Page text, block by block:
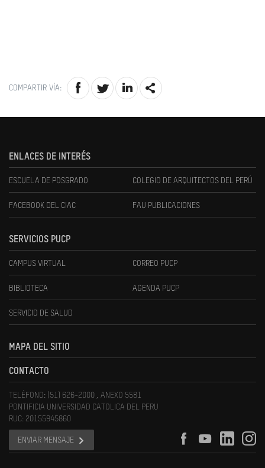
COMPARTIR VÍA:
ENLACES DE INTERÉS
ESCUELA DE POSGRADO COLEGIO DE ARQUITECTOS DEL PERÚ
FACEBOOK DEL CIAC FAU PUBLICACIONES
SERVICIOS PUCP
CAMPUS VIRTUAL CORREO PUCP
BIBLIOTECA AGENDA PUCP
SERVICIO DE SALUD
MAPA DEL SITIO
CONTACTO
TELÉFONO: (51) 626-2000 , ANEXO 5581
PONTIFICIA UNIVERSIDAD CATOLICA DEL PERU
RUC: 20155945860
ENVIAR MENSAJE